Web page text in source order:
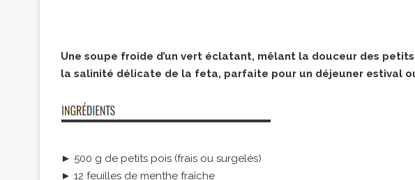
Une soupe froide d’un vert éclatant, mêlant la douceur des
la salinité délicate de la feta, parfaite pour un déjeuner estival
► 500 g de petits pois (frais ou surgelés)
► 12 feuilles de menthe fraîche